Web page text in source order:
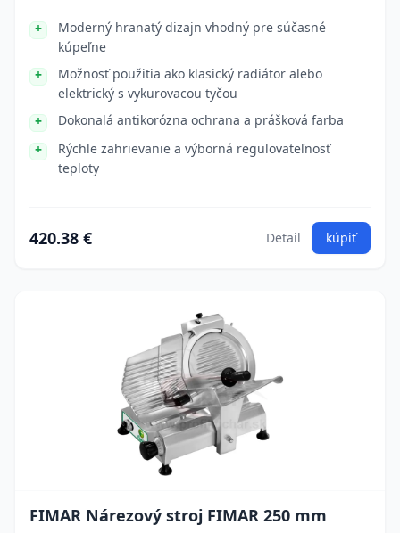
Moderný hranatý dizajn vhodný pre súčasné
kúpeľne
Možnosť použitia ako klasický radiátor alebo
elektrický s vykurovacou tyčou
Dokonalá antikorózna ochrana a prášková farba
Rýchle zahrievanie a výborná regulovateľnosť
teploty
420.38 € Detail kúpiť
FIMAR Nárezový stroj FIMAR 250 mm